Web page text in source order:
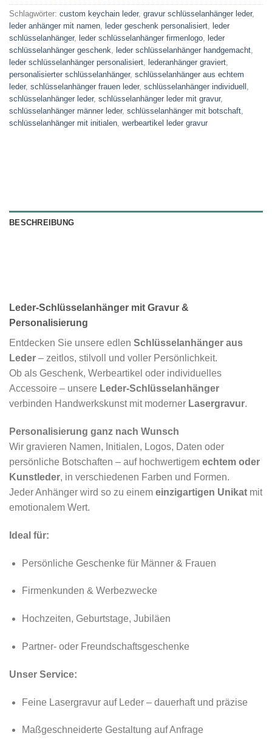
Schlagwörter: custom keychain leder, gravur schlüsselanhänger leder,
leder anhänger mit namen leder geschenk personalisiert leder
schlüsselanhänger, leder schlüsselanhänger firmenlogo leder
schlüsselanhänger geschenk leder schlüsselanhänger handgemacht
leder schlüsselanhänger personalisiert lederanhänger graviert
personalisierter schlüsselanhänger, schlüsselanhänger aus echtem
leder, schlüsselanhänger frauen leder, schlüsselanhänger individuell
schlüsselanhänger leder, schlüsselanhänger leder mit gravur,
schlüsselanhänger männer leder, schlüsselanhänger mit botschaft
schlüsselanhänger mit initialen werbeartikel leder gravur
BESCHREIBUNG
Leder-Schlüsselanhänger mit Gravur &
Personalisierung
Entdecken Sie unsere edlen Schlüsselanhänger aus
Leder – zeitlos, stilvoll und voller Persönlichkeit.
Ob als Geschenk, Werbeartikel oder individuelles
Accessoire – unsere Leder-Schlüsselanhänger
verbinden Handwerkskunst mit moderner Lasergravur.
Personalisierung ganz nach Wunsch
Wir gravieren Namen, Initialen, Logos, Daten oder
persönliche Botschaften – auf hochwertigem echtem oder
Kunstleder, in verschiedenen Farben und Formen.
Jeder Anhänger wird so zu einem einzigartigen Unikat mit
emotionalem Wert.
Ideal für:
Persönliche Geschenke für Männer & Frauen
Firmenkunden & Werbezwecke
Hochzeiten, Geburtstage, Jubiläen
Partner- oder Freundschaftsgeschenke
Unser Service:
Feine Lasergravur auf Leder – dauerhaft und präzise
Maßgeschneiderte Gestaltung auf Anfrage